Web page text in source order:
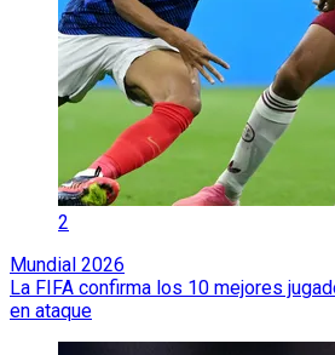
2
Mundial 2026
La FIFA confirma los 10 mejores
en ataque